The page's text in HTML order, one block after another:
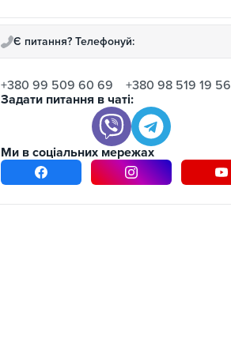
Є питання? Телефонуй:
+380 99 509 60 69
+380 98 519 19 56
Задати питання в чаті:
Ми в соціальних мережах